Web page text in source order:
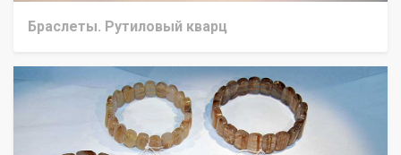
Браслеты. Рутиловый кварц